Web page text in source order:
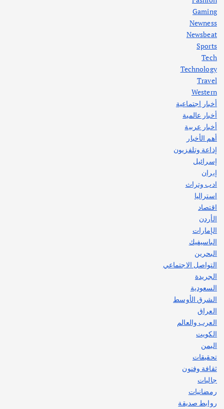
أهم الأخبار
اختتام ورشة السينوغرافيا في مدينة كلباء الاماراتية
أغسطس 3, 2026
Gaming
Newness
Newsbeat
Sports
Tech
Technology
Travel
Western
أخبار اجتماعية
أخبار عالمية
أخبار عربية
أهم الأخبار
إذاعة وتلفزيون
إسرائيل
إيران
ادب وتراث
استراليا
اقتصاد
الأردن
الإمارات
الباسيفيك
البحرين
التواصل الاجتماعي
الجريدة
السعودية
الشرق الأوسط
العراق
العرب والعالم
الكويت
اليمن
تحقيقات
ثقافة وفنون
جاليات
رمضانيات
روابط صديقة